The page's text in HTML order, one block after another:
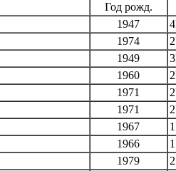
Год рожд.
1947
1974
1949
1960
1971
1971
1967
1966
1979